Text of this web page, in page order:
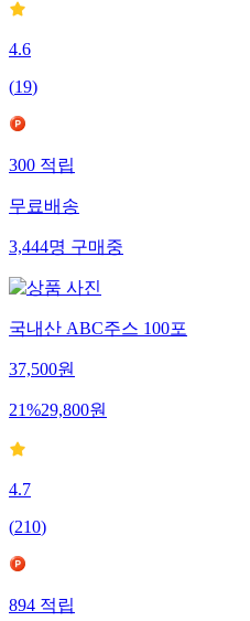
4.6
(19)
300 적립
무료배송
3,444명 구매중
국내산 ABC주스 100포
37,500원
21%29,800원
4.7
(210)
894 적립